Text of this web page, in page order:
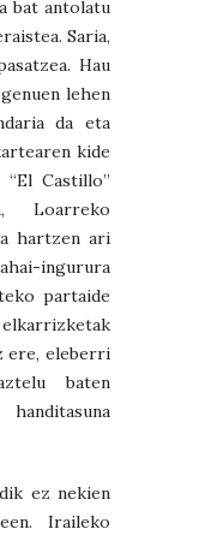
bat antolatu
Saria,
Hau
lehen
da eta
kide
Castillo”
Loarreko
hartzen ari
ingurura
partaide
ere, eleberri
baten
ez nekien
Iraileko